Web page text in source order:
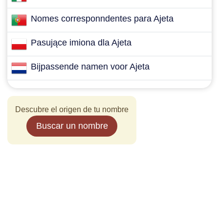
Nomes corresponndentes para Ajeta
Pasujące imiona dla Ajeta
Bijpassende namen voor Ajeta
Descubre el origen de tu nombre
Buscar un nombre